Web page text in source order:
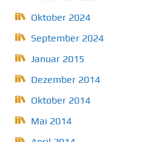
Oktober 2024
September 2024
Januar 2015
Dezember 2014
Oktober 2014
Mai 2014